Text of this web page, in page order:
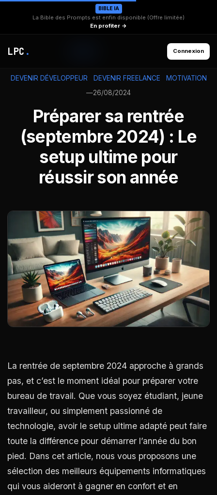
BIBLE IA
La Bible des Prompts est enfin disponible (Offre limitée)
En profiter →
LPC . Connexion
DEVENIR DÉVELOPPEUR DEVENIR FREELANCE
MOTIVATION
—26/08/2024
Préparer sa rentrée
(septembre 2024) : Le
setup ultime pour
réussir son année
La rentrée de septembre 2024 approche à grands
pas, et c’est le moment idéal pour préparer votre
bureau de travail. Que vous soyez étudiant, jeune
travailleur, ou simplement passionné de
technologie, avoir le setup ultime adapté peut faire
toute la différence pour démarrer l’année du bon
pied. Dans cet article, nous vous proposons une
sélection des meilleurs équipements informatiques
qui vous aideront à gagner en confort et en